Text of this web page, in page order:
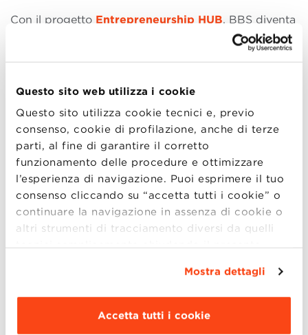
Questo sito web utilizza i cookie
Questo sito utilizza cookie tecnici e, previo
consenso, cookie di profilazione, anche di terze
parti, al fine di garantire il corretto
funzionamento delle procedure e ottimizzare
l’esperienza di navigazione. Puoi esprimere il tuo
consenso cliccando su “accetta tutti i cookie” o
continuare la navigazione in assenza di cookie o
altri strumenti di tracciamento diversi da quelli
tecnici semplicemente chiudendo il presente
Dettagli ”. Per
modificare le impostazioni di navigazione e
scegliere le funzionalità, le terze parti e i cookie
Mostra dettagli
Accetta tutti i cookie
Con il progetto Entrepreneurship HUB, BBS diventa
principale polo di aggregazione per
, dove gli
di affacciarsi su nuovi scenari e di condividere le
PROGRAMMA